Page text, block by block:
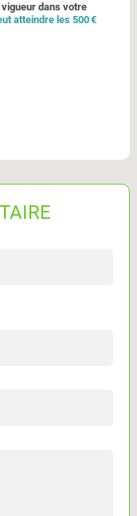
dans votre
atteindre les 500 €